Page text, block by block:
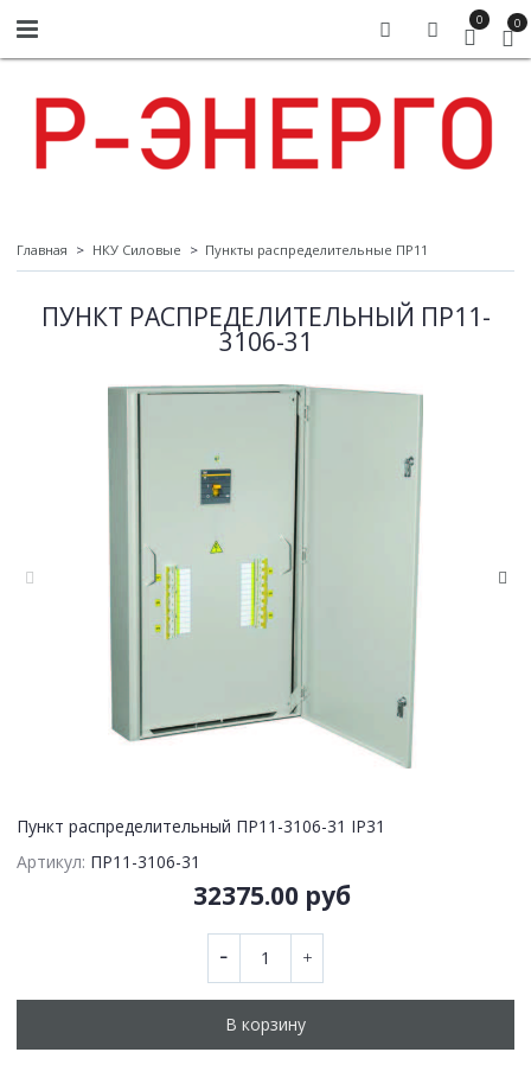
0 0
Главная НКУ Силовые Пункты распределительные ПР11
ПУНКТ РАСПРЕДЕЛИТЕЛЬНЫЙ ПР11-
3106-31
Пункт распределительный ПР11-3106-31 IP31
Артикул: ПР11-3106-31
32375.00 руб
В корзину